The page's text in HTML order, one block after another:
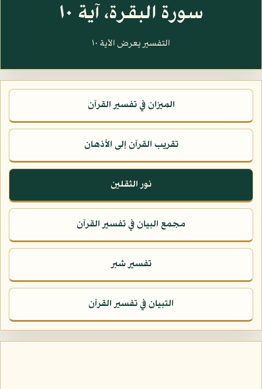
سورة البقرة، آية ١٠
التفسير يعرض الآية ١٠
الميزان في تفسير القرآن
تقريب القرآن إلى الأذهان
نور الثقلين
مجمع البيان في تفسير القرآن
تفسير شبر
التبيان في تفسير القرآن